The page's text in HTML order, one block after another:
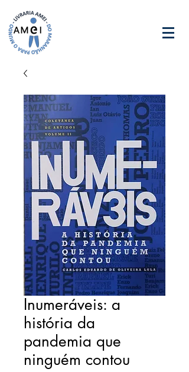
Inumeráveis: a
história da
pandemia que
ninguém contou